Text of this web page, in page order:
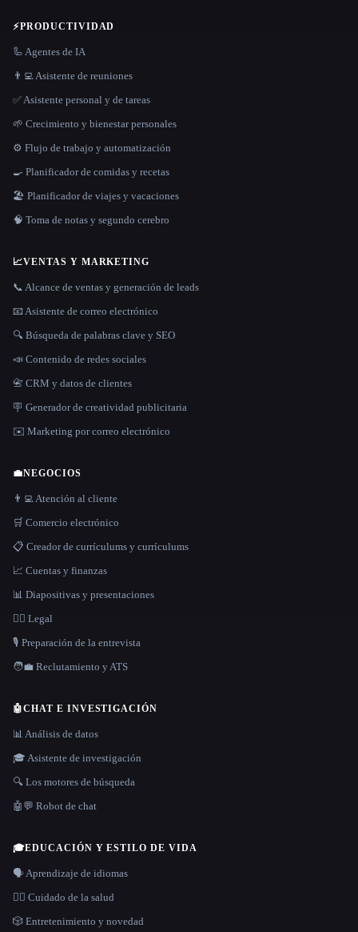
⚡PRODUCTIVIDAD
🦾 Agentes de IA
👨‍💻 Asistente de reuniones
✅ Asistente personal y de tareas
🌱 Crecimiento y bienestar personales
⚙️ Flujo de trabajo y automatización
🍳 Planificador de comidas y recetas
🏖 Planificador de viajes y vacaciones
🧠 Toma de notas y segundo cerebro
📈VENTAS Y MARKETING
📞 Alcance de ventas y generación de leads
📧 Asistente de correo electrónico
🔍 Búsqueda de palabras clave y SEO
📣 Contenido de redes sociales
📇 CRM y datos de clientes
🪧 Generador de creatividad publicitaria
✉️ Marketing por correo electrónico
💼NEGOCIOS
👨‍💻 Atención al cliente
🛒 Comercio electrónico
📋 Creador de currículums y currículums
📈 Cuentas y finanzas
📊 Diapositivas y presentaciones
👩‍⚖️ Legal
🎙️ Preparación de la entrevista
🧑‍💼 Reclutamiento y ATS
🤖CHAT E INVESTIGACIÓN
📊 Análisis de datos
🎓 Asistente de investigación
🔍 Los motores de búsqueda
🤖💬 Robot de chat
🎓EDUCACIÓN Y ESTILO DE VIDA
🗣️ Aprendizaje de idiomas
👩‍⚕️ Cuidado de la salud
🎲 Entretenimiento y novedad